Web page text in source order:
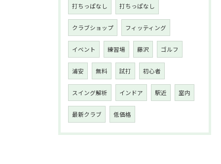
打ちっぱなし 打ちっぱなし
クラブショップ フィッティング
イベント 練習場 藤沢 ゴルフ
浦安 無料 試打 初心者
スイング解析 インドア 駅近 室内
最新クラブ 低価格